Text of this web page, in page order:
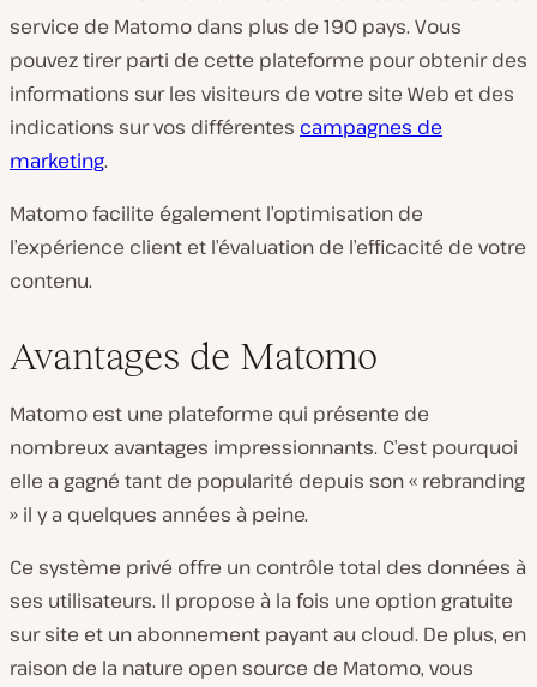
service de Matomo dans plus de 190 pays. Vous
pouvez tirer parti de cette plateforme pour obtenir des
informations sur les visiteurs de votre site Web et des
indications sur vos différentes campagnes de
marketing.
Matomo facilite également l’optimisation de
l’expérience client et l’évaluation de l’efficacité de votre
contenu.
Avantages de Matomo
Matomo est une plateforme qui présente de
nombreux avantages impressionnants. C’est pourquoi
elle a gagné tant de popularité depuis son « rebranding
» il y a quelques années à peine.
Ce système privé offre un contrôle total des données à
ses utilisateurs. Il propose à la fois une option gratuite
sur site et un abonnement payant au cloud. De plus, en
raison de la nature open source de Matomo, vous